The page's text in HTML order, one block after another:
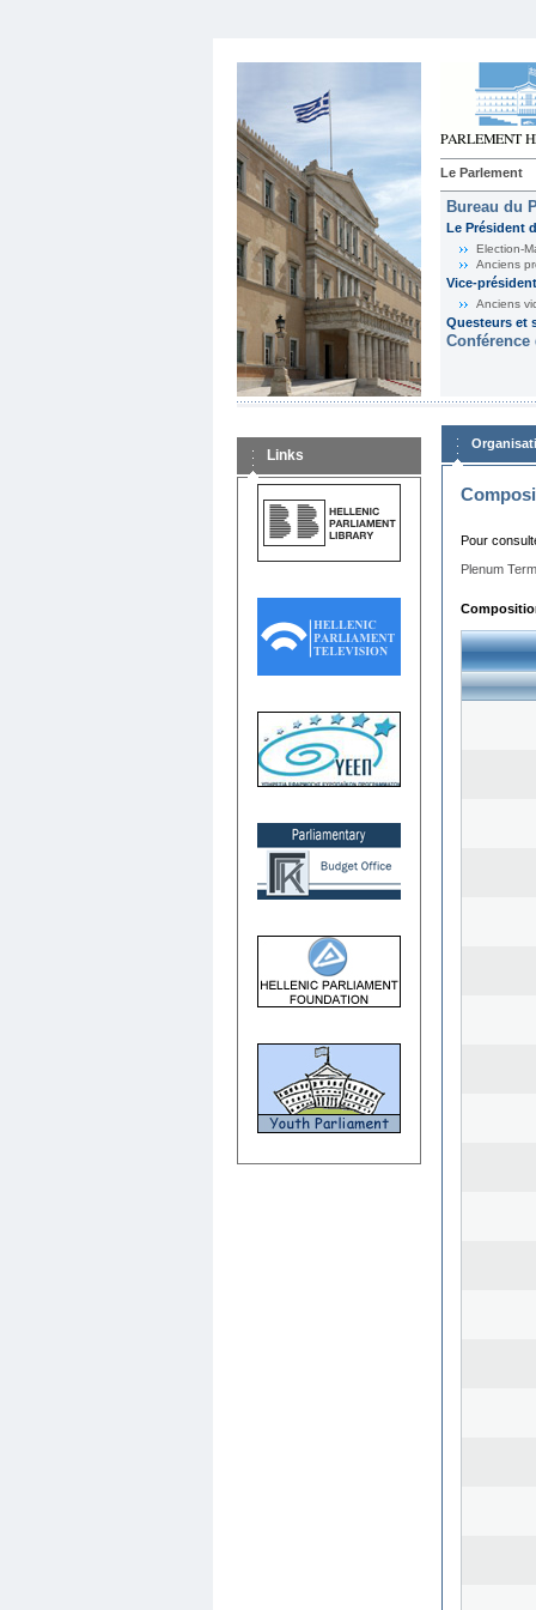
Le Parlement
Bureau du
Le Président
Election-
Anciens
Vice-
Anciens
Questeurs et
Links
Pour
Plenum